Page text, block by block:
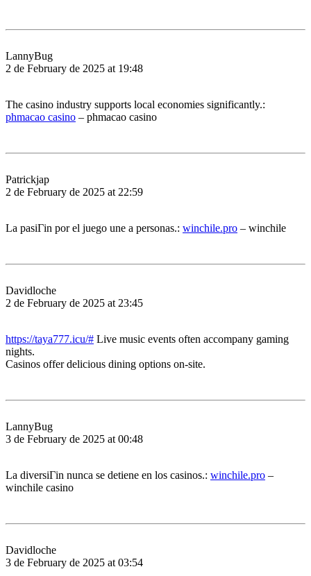
LannyBug
2 de February de 2025 at 19:48
The casino industry supports local economies significantly.:
phmacao casino – phmacao casino
Patrickjap
2 de February de 2025 at 22:59
La pasiГіn por el juego une a personas.: winchile.pro – winchile
Davidloche
2 de February de 2025 at 23:45
https://taya777.icu/# Live music events often accompany gaming
nights.
Casinos offer delicious dining options on-site.
LannyBug
3 de February de 2025 at 00:48
La diversiГіn nunca se detiene en los casinos.: winchile.pro –
winchile casino
Davidloche
3 de February de 2025 at 03:54